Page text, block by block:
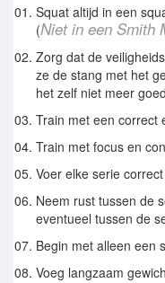
Squat altijd in een
(Niet in een Smith
Zorg dat de
ze de stang met het
het zelf niet meer
Train met een correct
Train met focus en
Voer elke serie
Neem rust tussen de
eventueel tussen de
Begin met alleen een
Voeg langzaam